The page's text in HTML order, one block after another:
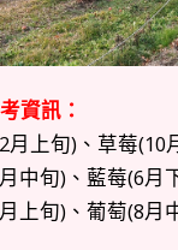
資訊：
上旬)、草莓(10
中旬)、藍莓(6月
上旬)、葡萄(8月